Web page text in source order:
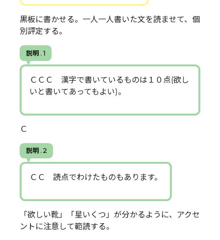
黒板に書かせる。一人一人書いた文を読ませて、個
別評定する。
説明 . 1
ＣＣＣ 漢字で書いているものは１０点(欲し
いと書いてあってもよい)。
Ｃ
説明 . 2
ＣＣ 読点でわけたものもあります。
「欲しい靴」「星いくつ」が分かるように、アクセ
ントに注意して範読する。